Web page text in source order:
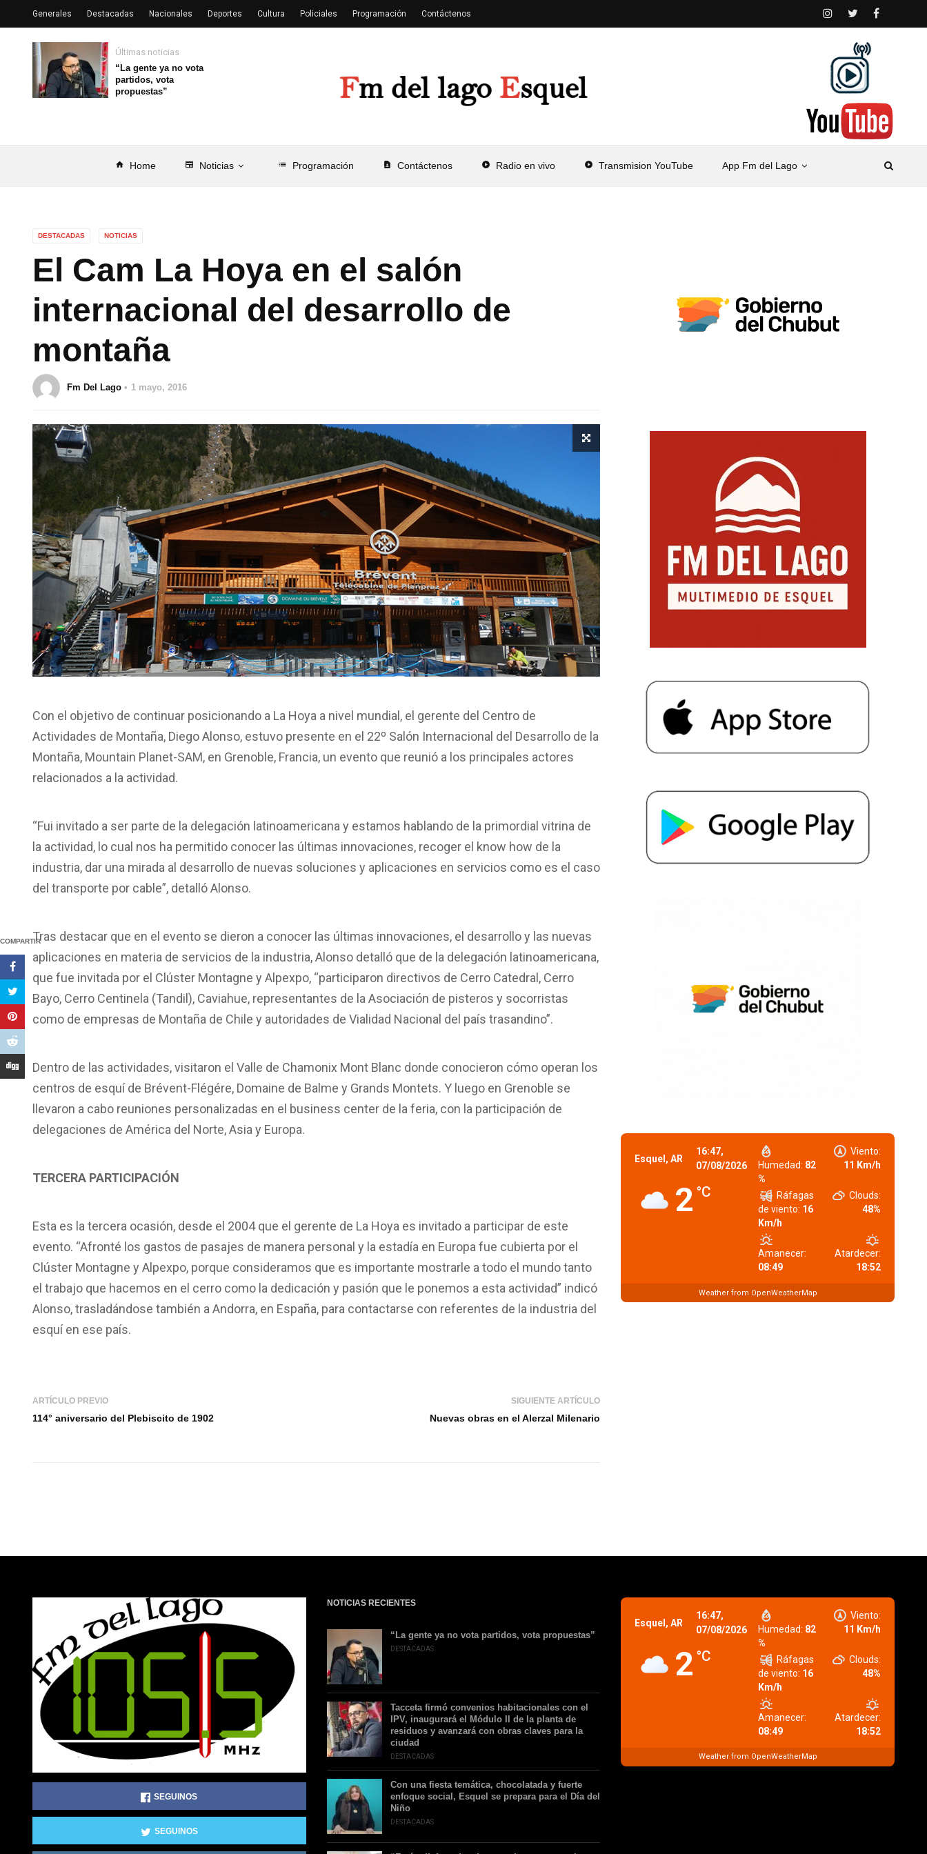
home Home newspaper Noticias list Programación contact_page Contáctenos play_circle Radio en vivo play_circle Transmision YouTube App Fm del Lago
Últimas noticias
“La gente ya no vota
partidos, vota
propuestas”
Generales Destacadas Nacionales Deportes Cultura Policiales Programación Contáctenos
DESTACADAS NOTICIAS
El Cam La Hoya en el salón
internacional del desarrollo de
montaña
Fm Del Lago 1 mayo, 2016
COMPARTIR
Con el objetivo de continuar posicionando a La Hoya a nivel mundial, el gerente del Centro de
Actividades de Montaña, Diego Alonso, estuvo presente en el 22º Salón Internacional del Desarrollo de la
Montaña, Mountain Planet-SAM, en Grenoble, Francia, un evento que reunió a los principales actores
relacionados a la actividad.
“Fui invitado a ser parte de la delegación latinoamericana y estamos hablando de la primordial vitrina de
la actividad, lo cual nos ha permitido conocer las últimas innovaciones, recoger el know how de la
industria, dar una mirada al desarrollo de nuevas soluciones y aplicaciones en servicios como es el caso
del transporte por cable”, detalló Alonso.
Tras destacar que en el evento se dieron a conocer las últimas innovaciones, el desarrollo y las nuevas
aplicaciones en materia de servicios de la industria, Alonso detalló que de la delegación latinoamericana,
que fue invitada por el Clúster Montagne y Alpexpo, “participaron directivos de Cerro Catedral, Cerro
Bayo, Cerro Centinela (Tandil), Caviahue, representantes de la Asociación de pisteros y socorristas
como de empresas de Montaña de Chile y autoridades de Vialidad Nacional del país trasandino”.
Dentro de las actividades, visitaron el Valle de Chamonix Mont Blanc donde conocieron cómo operan los
centros de esquí de Brévent-Flégére, Domaine de Balme y Grands Montets. Y luego en Grenoble se
llevaron a cabo reuniones personalizadas en el business center de la feria, con la participación de
delegaciones de América del Norte, Asia y Europa.
TERCERA PARTICIPACIÓN
Esta es la tercera ocasión, desde el 2004 que el gerente de La Hoya es invitado a participar de este
evento. “Afronté los gastos de pasajes de manera personal y la estadía en Europa fue cubierta por el
Clúster Montagne y Alpexpo, porque consideramos que es importante mostrarle a todo el mundo tanto
el trabajo que hacemos en el cerro como la dedicación y pasión que le ponemos a esta actividad” indicó
Alonso, trasladándose también a Andorra, en España, para contactarse con referentes de la industria del
esquí en ese país.
ARTÍCULO PREVIO
114° aniversario del Plebiscito de 1902
SIGUIENTE ARTÍCULO
Esquel, AR
16:47,
07/08/2026
2 °C
Humedad: 82
%
Viento:
11 Km/h
Ráfagas
de viento: 16
Km/h
Clouds:
48%
Amanecer:
08:49
Atardecer:
18:52
Weather from OpenWeatherMap
SEGUINOS
SEGUINOS
NOTICIAS RECIENTES
“La gente ya no vota partidos, vota propuestas”
DESTACADAS
Tacceta firmó convenios habitacionales con el
IPV, inaugurará el Módulo II de la planta de
residuos y avanzará con obras claves para la
ciudad
DESTACADAS
Con una fiesta temática, chocolatada y fuerte
enfoque social, Esquel se prepara para el Día del
Niño
DESTACADAS
Esquel, AR
16:47,
07/08/2026
2 °C
Humedad: 82
%
Viento:
11 Km/h
Ráfagas
de viento: 16
Km/h
Clouds:
48%
Amanecer:
08:49
Atardecer:
18:52
Weather from OpenWeatherMap